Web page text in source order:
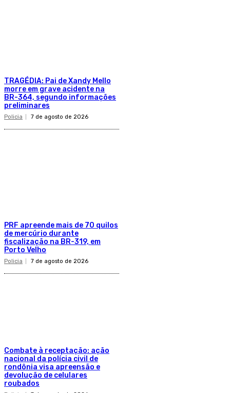
TRAGÉDIA: Pai de Xandy Mello
morre em grave acidente na
BR-364, segundo informações
preliminares
Policia 7 de agosto de 2026
PRF apreende mais de 70 quilos
de mercúrio durante
fiscalização na BR-319, em
Porto Velho
Policia 7 de agosto de 2026
Combate à receptação: ação
nacional da polícia civil de
rondônia visa apreensão e
devolução de celulares
roubados